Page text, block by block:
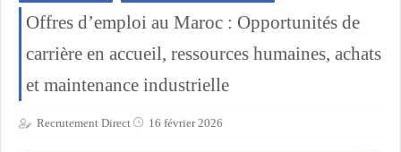
Offres d’emploi au Maroc : Opportunités de
carrière en accueil, ressources humaines, achats
et maintenance industrielle
Recrutement Direct 16 février 2026